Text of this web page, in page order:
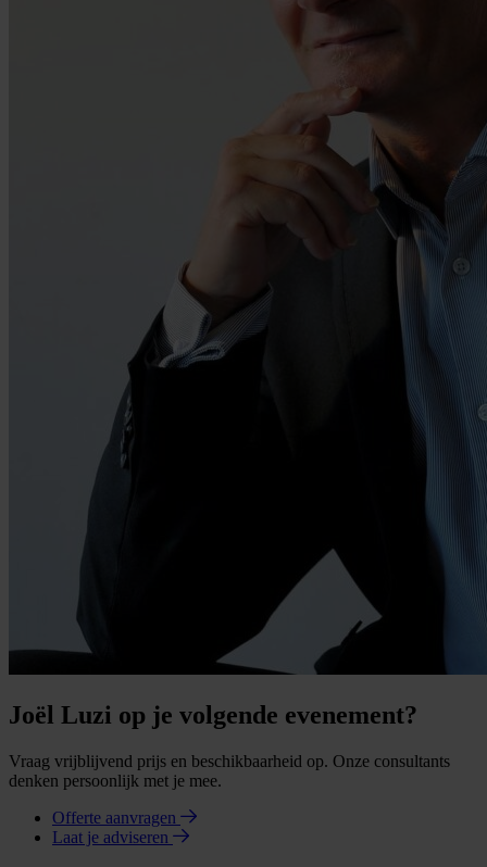
Joël Luzi op je volgende evenement?
Vraag vrijblijvend prijs en beschikbaarheid op. Onze consultants
denken persoonlijk met je mee.
Offerte aanvragen
Laat je adviseren